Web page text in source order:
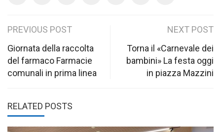
Post
navigation
PREVIOUS POST
Giornata della raccolta
del farmaco Farmacie
comunali in prima linea
NEXT POST
Torna il «Carnevale dei
bambini» La festa oggi
in piazza Mazzini
RELATED POSTS